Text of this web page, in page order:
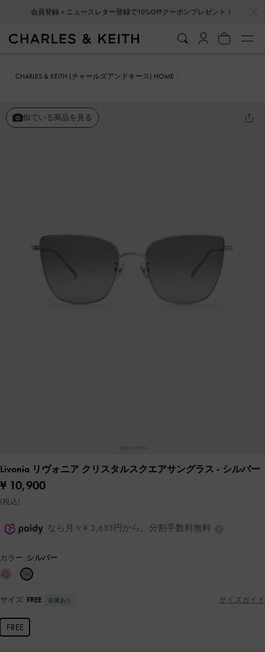
会員登録＋ニュースレター登録で10%OFFクーポンプレゼント！
CHARLES & KEITH (チャールズアンドキース) HOME
似ている商品を見る
Livonia リヴォニア クリスタルスクエアサングラス - シルバー
¥ 10,900
(税込)
なら月々¥ 3,633円から。分割手数料無料
カラー: シルバー
サイズ: FREE 在庫あり サイズガイド
FREE